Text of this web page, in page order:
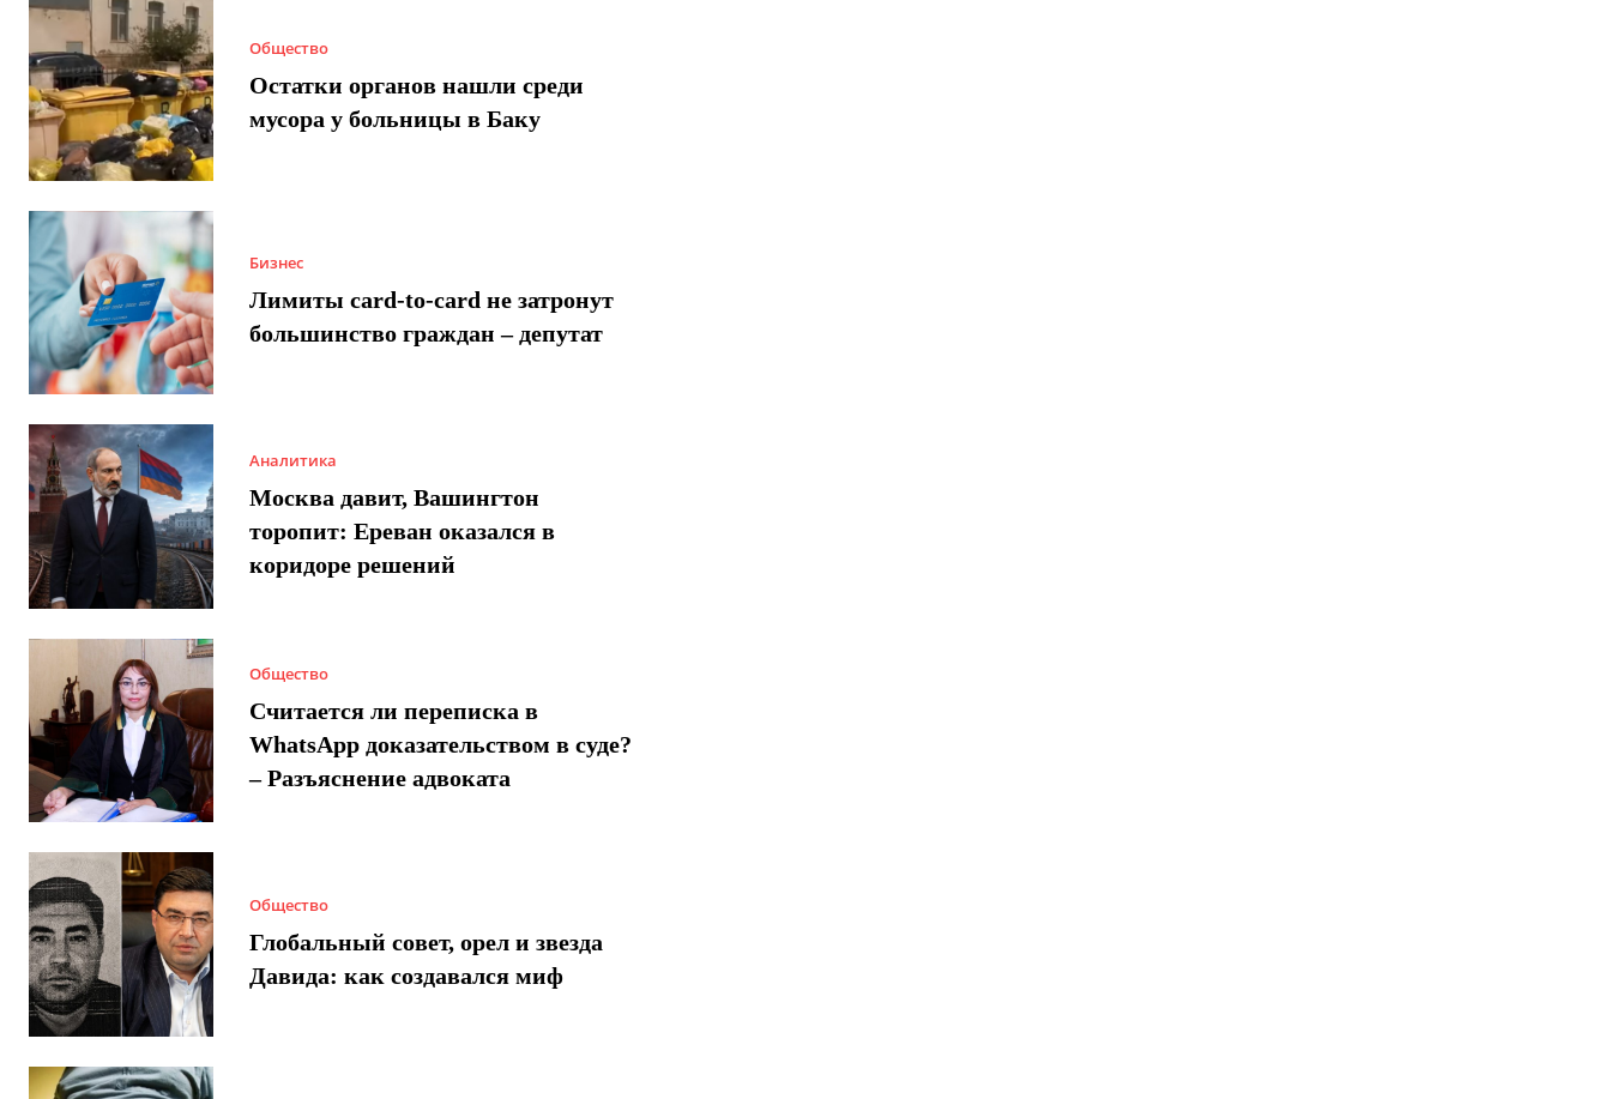
Общество
Остатки органов нашли среди
мусора у больницы в Баку
Бизнес
Лимиты card-to-card не затронут
большинство граждан – депутат
Аналитика
Москва давит, Вашингтон
торопит: Ереван оказался в
коридоре решений
Общество
Считается ли переписка в
WhatsApp доказательством в суде?
– Разъяснение адвоката
Общество
Глобальный совет, орел и звезда
Давида: как создавался миф